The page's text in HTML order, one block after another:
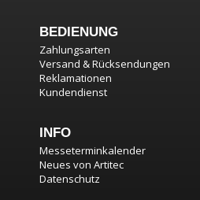
BEDIENUNG
Zahlungsarten
Versand & Rücksendungen
Reklamationen
Kundendienst
INFO
Messeterminkalender
Neues von Artitec
Datenschutz